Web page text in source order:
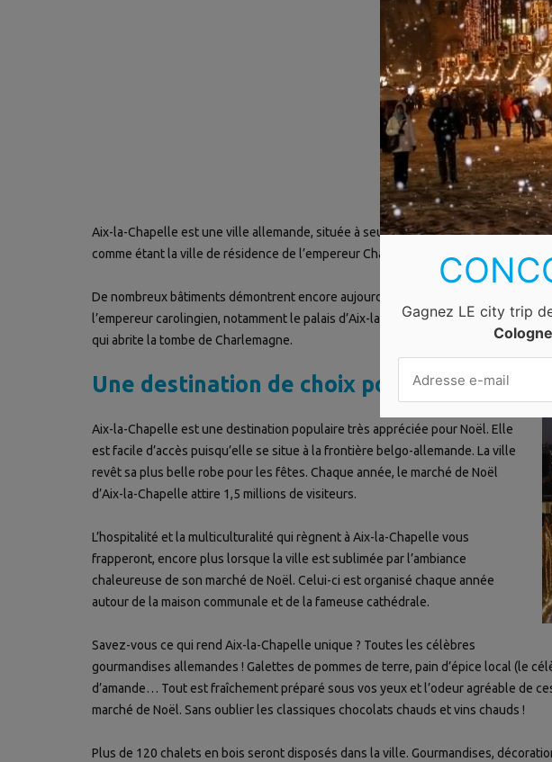
Aix-la-Chapelle est une ville allemande, située à seulement quelques kilomètres
comme étant la ville de résidence de l’empereur Charlemagne.
De nombreux bâtiments démontrent encore aujourd’hui la présence de
l’empereur carolingien, notamment le palais d’Aix-la-Chapelle et la cathédrale
qui abrite la tombe de Charlemagne.
Une destination de choix pour Noël
Aix-la-Chapelle est une destination populaire très appréciée pour Noël. Elle
est facile d’accès puisqu’elle se situe à la frontière belgo-allemande. La ville
revêt sa plus belle robe pour les fêtes. Chaque année, le marché de Noël
d’Aix-la-Chapelle attire 1,5 millions de visiteurs.
L’hospitalité et la multiculturalité qui règnent à Aix-la-Chapelle vous
frapperont, encore plus lorsque la ville est sublimée par l’ambiance
chaleureuse de son marché de Noël. Celui-ci est organisé chaque année
autour de la maison communale et de la fameuse cathédrale.
Savez-vous ce qui rend Aix-la-Chapelle unique ? Toutes les célèbres
gourmandises allemandes ! Galettes de pommes de terre, pain d’épice local (le
d’amande… Tout est fraîchement préparé sous vos yeux et l’odeur agréable de
marché de Noël. Sans oublier les classiques chocolats chauds et vins chauds !
Plus de 120 chalets en bois seront disposés dans la ville. Gourmandises,
Gagnez LE city trip